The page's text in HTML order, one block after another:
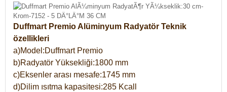
Duffmart Premio Alüminyum Radyatör Teknik
özellikleri
a)Model:Duffmart Premio
b)Radyatör Yüksekliği:1800 mm
c)Eksenler arası mesafe:1745 mm
d)Dilim ısıtma kapasitesi:285 Kcall